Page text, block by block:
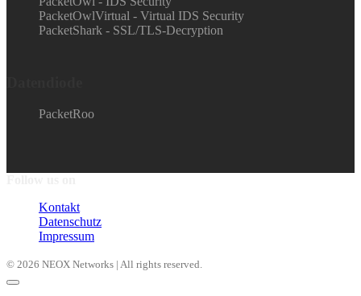
PacketOwlVirtual - Virtual IDS Security
PacketShark - SSL/TLS-Decryption
PacketRoo
Kontakt
Datenschutz
Impressum
© 2026 NEOX Networks | All rights reserved.